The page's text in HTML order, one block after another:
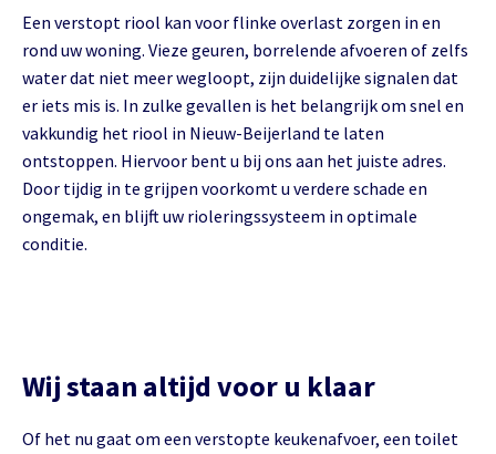
Een verstopt riool kan voor flinke overlast zorgen in en
rond uw woning. Vieze geuren, borrelende afvoeren of zelfs
water dat niet meer wegloopt, zijn duidelijke signalen dat
er iets mis is. In zulke gevallen is het belangrijk om snel en
vakkundig het riool in Nieuw-Beijerland te laten
ontstoppen. Hiervoor bent u bij ons aan het juiste adres.
Door tijdig in te grijpen voorkomt u verdere schade en
ongemak, en blijft uw rioleringssysteem in optimale
conditie.
Wij staan altijd voor u klaar
Of het nu gaat om een verstopte keukenafvoer, een toilet